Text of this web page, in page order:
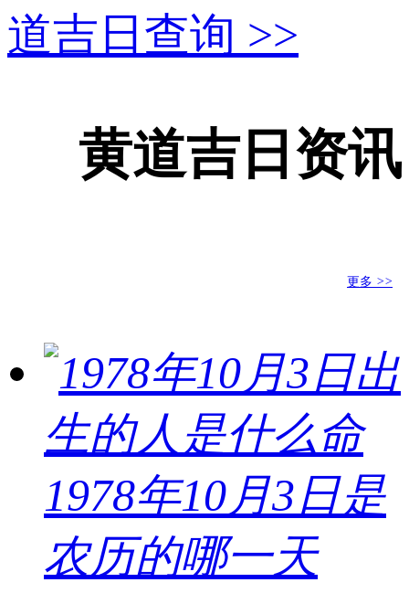
道吉日查询 >>
黄道吉日资讯
更多 >>